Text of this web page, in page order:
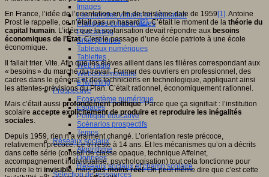
Images
Les mondes virtuels en éducation
Pratiques collaboratives
Podcasting
Smartphones
Tableaux numériques
Tablettes
Web radio
Webdocumentaire
eTwinning
Prospective
Ecosystème numérique
Espaces
Politique éducative
Scénarios prospectifs
Temps
Réseaux sociaux
Algorithme
Données
Réseaux sociaux et champ scolaire
Sélection de ressources
En France, l’idée de l’orientation en fin de troisième date de 1959 [1]. Antoine
Prost le rappelle, ce n’était pas un hasard[2]. C’était le moment de la théorie du
capital humain. L’idée que la scolarisation devait répondre aux besoins
économiques de l’État. C’est le passage d’une école patriote à une école
économique.
Il fallait trier. Vite. Afin que les élèves aillent dans les filières correspondant aux
« besoins » du marché du travail. Former des ouvriers en professionnel, des
cadres dans le général et des techniciens en technologique, appliquant ainsi
les attentes-prévisions du Plan. C’était rationnel, économiquement rationnel.
Mais c’était aussi profondément politique. Parce que ça signifiait : l’institution
scolaire accepte explicitement de produire et reproduire les inégalités
sociales.
Depuis 1959, rien n’a vraiment changé. L’orientation reste précoce,
relativement précoce. Le tri reste à 14 ans. Et les mécanismes qu’on a décrits
dans cette série (conseil de classe opaque, technique Affelnet,
accompagnement individualisé, psychologisation) tout cela fonctionne pour
rendre le tri invisible, maispas moins réel. On peut même dire que c’est cette